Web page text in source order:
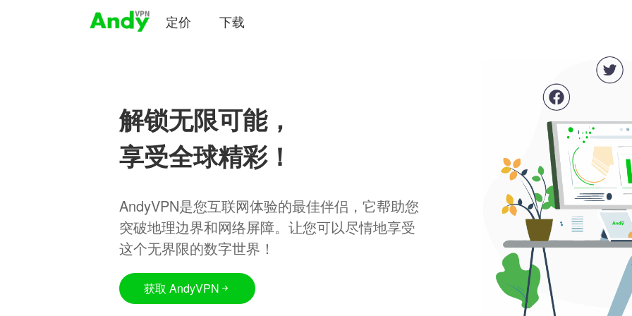
定价 下载
解锁无限可能，
享受全球精彩！
AndyVPN是您互联网体验的最佳伴侣，它帮助您
突破地理边界和网络屏障。让您可以尽情地享受
这个无界限的数字世界！
获取 AndyVPN